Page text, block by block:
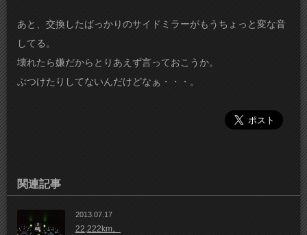
あと、交換したばっかりのサイドミラーがもうちょっと変な音
してる。
壊れたら嫌だからとりあえず言っておこうか。
ぶつけたりしてないんだけどなぁ・・・。
関連記事
2013.07.17
22,222km。